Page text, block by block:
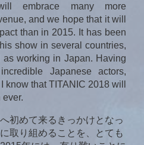
embrace many more
and we hope that it will
than in 2015. It has been
show in several countries,
working in Japan. Having
Japanese actors,
know that TITANIC 2018 will
ever.
初めて来るきっかけとなっ
取り組めることを、とても